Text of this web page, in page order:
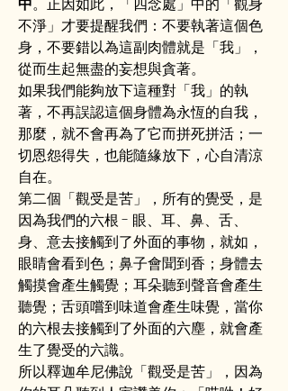
不淨」才要提醒我們：不要執著這個色
身，不要錯以為這副肉體就是「我」，
從而生起無盡的妄想與貪著。
如果我們能夠放下這種對「我」的執
著，不再誤認這個身體為永恆的自我，
那麼，就不會再為了它而拼死拼活；一
切恩怨得失，也能隨緣放下，心自清涼
自在。
第二個「觀受是苦」，所有的覺受，是
因為我們的六根 - 眼、耳、鼻、舌、
身、意去接觸到了外面的事物，就如，
眼睛會看到色；鼻子會聞到香；身體去
觸摸會產生觸覺；耳朵聽到聲音會產生
聽覺；舌頭嚐到味道會產生味覺，當你
的六根去接觸到了外面的六塵，就會產
生了覺受的六識。
所以釋迦牟尼佛說「觀受是苦」，因為